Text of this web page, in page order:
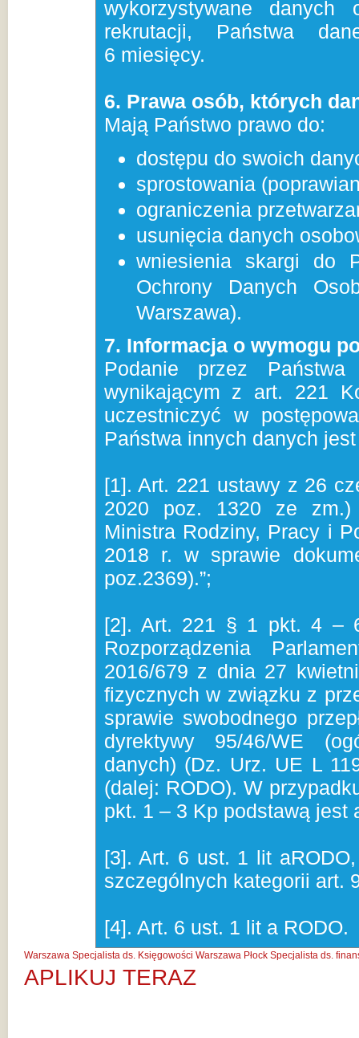
wykorzystywane danych
rekrutacji, Państwa
6 miesięcy.
6. Prawa osób, których
Mają Państwo prawo do:
dostępu do swoich
sprostowania
ograniczenia
usunięcia danych
wniesienia skargi do
Ochrony Danych
Warszawa).
7. Informacja o wymogu
Podanie przez
wynikającym z art. 221
uczestniczyć w
Państwa innych danych
[1]. Art. 221 ustawy z 26
2020 poz. 1320 ze zm.)
Ministra Rodziny, Pracy i
2018 r. w sprawie
poz.2369).”;
[2]. Art. 221 § 1 pkt. 4
Rozporządzenia
2016/679 z dnia 27
fizycznych w związku z
sprawie swobodnego
dyrektywy 95/46/WE
danych) (Dz. Urz. UE L
(dalej: RODO). W
pkt. 1 – 3 Kp podstawą jest
[3]. Art. 6 ust. 1 lit
szczególnych kategorii art.
[4]. Art. 6 ust. 1 lit a RODO.
Warszawa Specjalista ds. Księgowości Warszawa Płock Specjalista ds.
APLIKUJ TERAZ